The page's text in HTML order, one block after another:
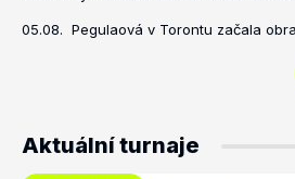
05.08. Pegulaová v Torontu začala
Aktuální turnaje